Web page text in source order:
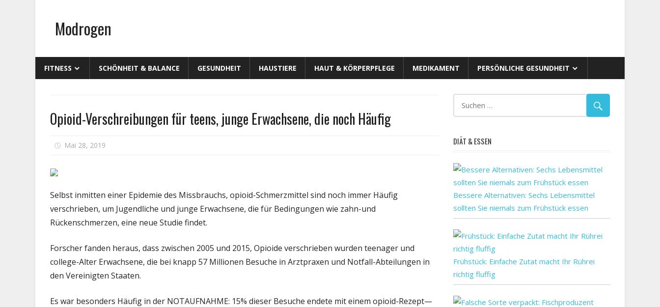
springenModrogen
FITNESS SCHÖNHEIT & BALANCE GESUNDHEIT HAUSTIERE HAUT & KÖRPERPFLEGE MEDIKAMENT PERSÖNLICHE GESUNDHEIT
Opioid-Verschreibungen für teens, junge Erwachsene, die noch Häufig
Mai 28, 2019
teens,
junge
Erwachsene,
die
Häufig
Selbst inmitten einer Epidemie des Missbrauchs, opioid-Schmerzmittel sind noch immer Häufig
verschrieben, um Jugendliche und junge Erwachsene, die für Bedingungen wie zahn-und
Rückenschmerzen, eine neue Studie findet.
Forscher fanden heraus, dass zwischen 2005 und 2015, Opioide verschrieben wurden teenager und
college-Alter Erwachsene, die bei knapp 57 Millionen Besuche in Arztpraxen und Notfall-Abteilungen in
den Vereinigten Staaten.
Es war besonders Häufig in der NOTAUFNAHME: 15% dieser Besuche endete mit einem opioid-Rezept—
DIÄT & ESSEN
Bessere Alternativen: Sechs Lebensmittel
sollten Sie niemals zum Frühstück essen
Frühstück: Einfache Zutat macht Ihr Rührei
richtig fluffig